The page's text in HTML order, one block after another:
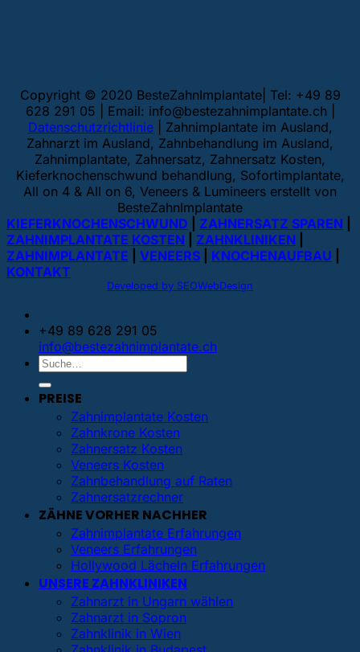
Copyright © 2020 BesteZahnImplantate| Tel: +49 89
628 291 05 | Email: info@bestezahnimplantate.ch
Datenschutzrichtlinie| Zahnimplantate im Ausland,
Zahnarzt im Ausland, Zahnbehandlung im Ausland,
Zahnimplantate, Zahnersatz, Zahnersatz Kosten,
Kieferknochenschwund behandlung, Sofortimplantate,
All on 4 & All on 6, Veneers & Lumineers erstellt von
BesteZahnImplantate
KIEFERKNOCHENSCHWUND
ZAHNERSATZ SPAREN
ZAHNIMPLANTATE KOSTEN
ZAHNKLINIKEN
ZAHNIMPLANTATE
VENEERS KNOCHENAUFBAU
KONTAKT
Developed by SEOWebDesign
+49 89 628 291 05
info@bestezahnimplantate.ch
PREISE
Zahnimplantate Kosten
Zahnkrone Kosten
Zahnersatz Kosten
Veneers Kosten
Zahnbehandlung auf Raten
Zahnersatzrechner
ZÄHNE VORHER NACHHER
Zahnimplantate Erfahrungen
Veneers Erfahrungen
Hollywood Lächeln Erfahrungen
UNSERE ZAHNKLINIKEN
Zahnarzt in Ungarn wählen
Zahnarzt in Sopron
Zahnklinik in Wien